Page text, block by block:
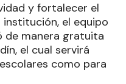
y fortalecer el
el equipo
de manera gratuita
el cual servirá
como para